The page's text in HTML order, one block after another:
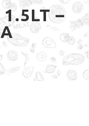
–